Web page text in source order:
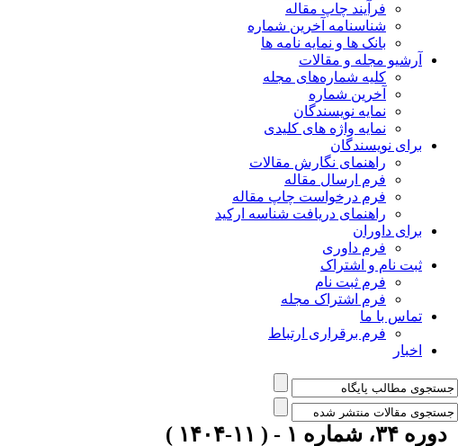
فرآیند چاپ مقاله
شناسنامه آخرین شماره
بانک ها و نمایه نامه ها
آرشیو مجله و مقالات
کلیه شماره‌های مجله
آخرین شماره
نمایه نویسندگان
نمایه واژه های کلیدی
برای نویسندگان
راهنمای نگارش مقالات
فرم ارسال مقاله
فرم درخواست چاپ مقاله
راهنمای دریافت شناسه ارکید
برای داوران
فرم داوری
ثبت نام و اشتراک
فرم ثبت نام
فرم اشتراک مجله
تماس با ما
فرم برقراری ارتباط
اخبار
دوره ۳۴، شماره ۱ - ( ۱۱-۱۴۰۴ )